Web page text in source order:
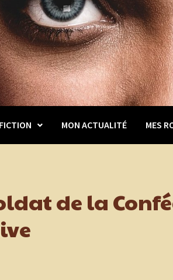
MON ACTUALITÉ MES
de la